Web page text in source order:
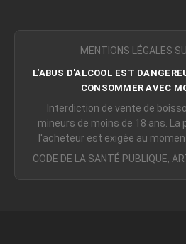
MENTIONS LÉGALES
L'ABUS D'ALCOOL EST
CONSOMMER AVEC
Interdiction de vente de
mineurs de moins de 18 ans. La
l'acheteur est exigée au
CODE DE LA SANTÉ PUBLIQUE,